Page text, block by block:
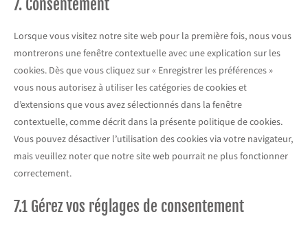
7. Consentement
Lorsque vous visitez notre site web pour la première fois, nous vous
montrerons une fenêtre contextuelle avec une explication sur les
cookies. Dès que vous cliquez sur « Enregistrer les préférences »
vous nous autorisez à utiliser les catégories de cookies et
d’extensions que vous avez sélectionnés dans la fenêtre
contextuelle, comme décrit dans la présente politique de cookies.
Vous pouvez désactiver l’utilisation des cookies via votre navigateur,
mais veuillez noter que notre site web pourrait ne plus fonctionner
correctement.
7.1 Gérez vos réglages de consentement